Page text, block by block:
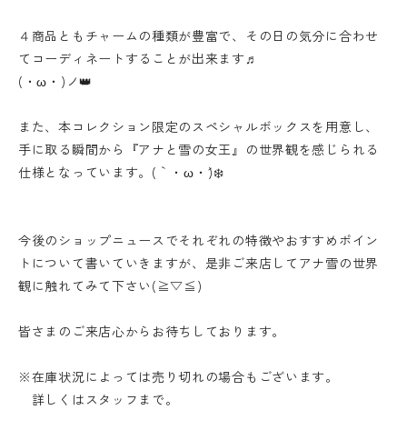
４商品ともチャームの種類が豊富で、その日の気分に合わせ
てコーディネートすることが出来ます♬
(・ω・)ノ👑
また、本コレクション限定のスペシャルボックスを用意し、
手に取る瞬間から『アナと雪の女王』の世界観を感じられる
仕様となっています。(｀・ω・´)❄️
今後のショップニュースでそれぞれの特徴やおすすめポイン
トについて書いていきますが、是非ご来店してアナ雪の世界
観に触れてみて下さい(≧▽≦)
皆さまのご来店心からお待ちしております。
※在庫状況によっては売り切れの場合もございます。
詳しくはスタッフまで。